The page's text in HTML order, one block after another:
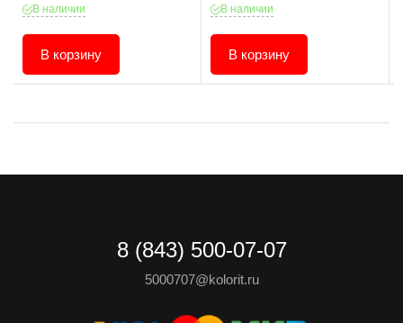
В наличии
В корзину
В наличии
В корзину
8 (843) 500-07-07
5000707@kolorit.ru